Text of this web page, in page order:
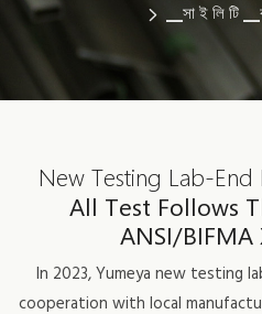
▁সা ই লি টি
New Testing Lab-
All Test Follows
ANSI/BIFMA
In 2023, Yumeya new testing
cooperation with local